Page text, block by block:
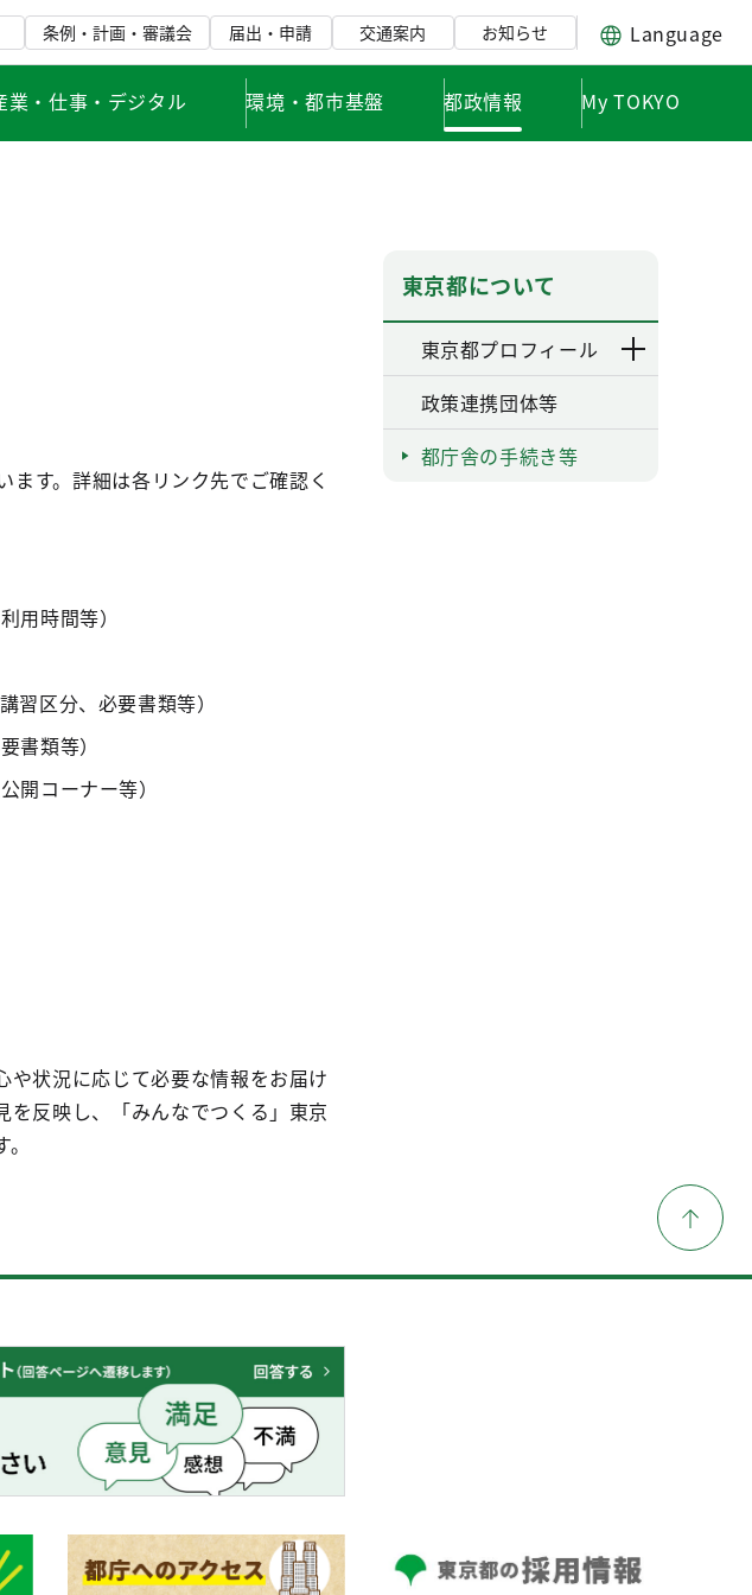
条例・計画・審議会 届出・申請 交通案内 お知らせ Language
業・仕事・デジタル 環境・都市基盤 都政情報 My TOKYO
す。詳細は各リンク先でご確認く
用時間等）
習区分、必要書類等）
書類等）
開コーナー等）
や状況に応じて必要な情報をお届け
を反映し、「みんなでつくる」東京
東京都について
東京都プロフィール
政策連携団体等
都庁舎の手続き等